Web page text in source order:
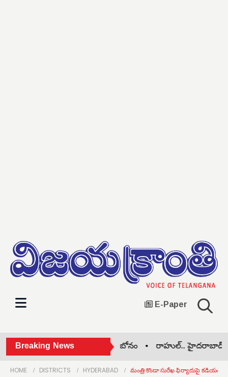
E-Paper
Breaking News
పదవులపై కినుక! • భక్తి బోనం •రాహుల్.. హైదరాబాద్
HOME DISTRICTS HYDERABAD మంత్రి కొండా సురేఖ ఫిర్యాదుపై కడియం